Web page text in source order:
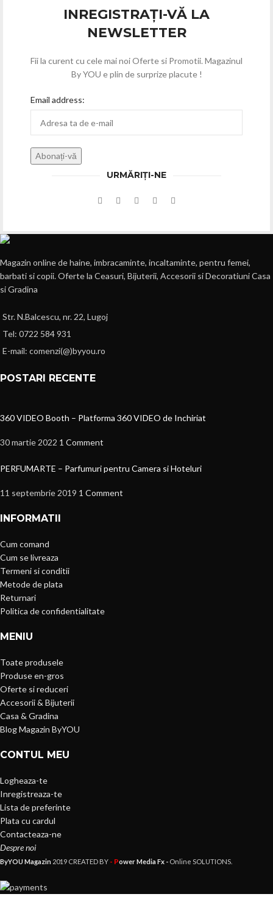
INREGISTRAȚI-VĂ LA
NEWSLETTER
Fii la curent cu cele mai noi Oferte si Promotii. Magazinul
By YOU e plin de surprize placute !
Email address:
URMĂRIȚI-NE
Magazin online de haine, imbracaminte, incaltaminte, pentru femei,
barbati si copii. Oferte la Ceasuri, Bijuterii, Accesorii si Decoratiuni Casa
si Gradina
Str. N.Balcescu, nr. 22, Lugoj
Tel: 0722 584 931
E-mail: comenzi(@)byyou.ro
POSTARI RECENTE
360 VIDEO Booth – Platforma 360 VIDEO de Inchiriat
30 martie 2022 1 Comment
PERFUMARTE – Parfumuri pentru Camera si Hoteluri
11 septembrie 2019 1 Comment
INFORMATII
Cum comand
Cum se livreaza
Termeni si conditii
Metode de plata
Returnari
Politica de confidentialitate
MENIU
Toate produsele
Produse en-gros
Oferte si reduceri
Accesorii & Bijuterii
Casa & Gradina
Blog Magazin ByYOU
CONTUL MEU
Logheaza-te
Inregistreaza-te
Lista de preferinte
Plata cu cardul
Contacteaza-ne
Despre noi
ByYOU Magazin 2019 CREATED BY - Power Media Fx - Online SOLUTIONS.